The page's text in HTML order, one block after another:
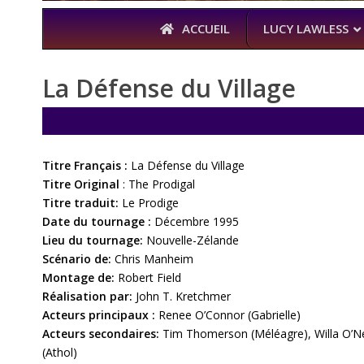
ACCUEIL LUCY LAWLESS
À
La Défense du Village
Titre Français : La Défense du Village
Titre Original : The Prodigal
Titre traduit: Le Prodige
Date du tournage : Décembre 1995
Lieu du tournage: Nouvelle-Zélande
Scénario de: Chris Manheim
Montage de: Robert Field
Réalisation par: John T. Kretchmer
Acteurs principaux : Renee O’Connor (Gabrielle)
Acteurs secondaires: Tim Thomerson (Méléagre), Willa
(Athol)